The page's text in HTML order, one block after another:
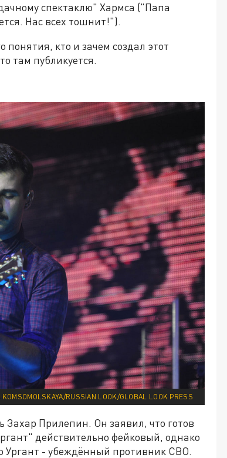
спектаклю" Хармса ("Папа
Нас всех тошнит!").
кто и зачем создал этот
там публикуется.
KOMSOMOLSKAYA/RUSSIAN LOOK/GLOBAL LOOK PRESS
Захар Прилепин. Он заявил, что готов
действительно фейковый, однако
Ургант - убеждённый противник СВО.